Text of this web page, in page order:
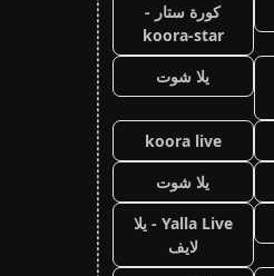
كورة ستار -
koora-star
يلا شوت
koora live
يلا شوت
Yalla Live - يلا
لايف